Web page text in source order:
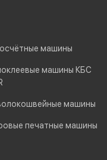
машины
машины КБС
машины
печатные машины